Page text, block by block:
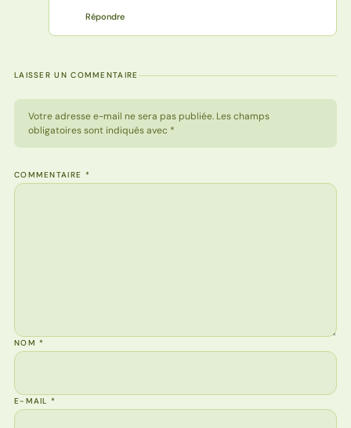
Répondre
LAISSER UN COMMENTAIRE
Votre adresse e-mail ne sera pas publiée. Les champs
obligatoires sont indiqués avec *
COMMENTAIRE *
NOM*
E-MAIL*